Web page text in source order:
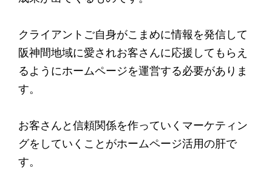
クライアントご自身がこまめに情報を発信して
阪神間地域に愛されお客さんに応援してもらえ
るようにホームページを運営する必要がありま
す。
お客さんと信頼関係を作っていくマーケティン
グをしていくことがホームページ活用の肝で
す。